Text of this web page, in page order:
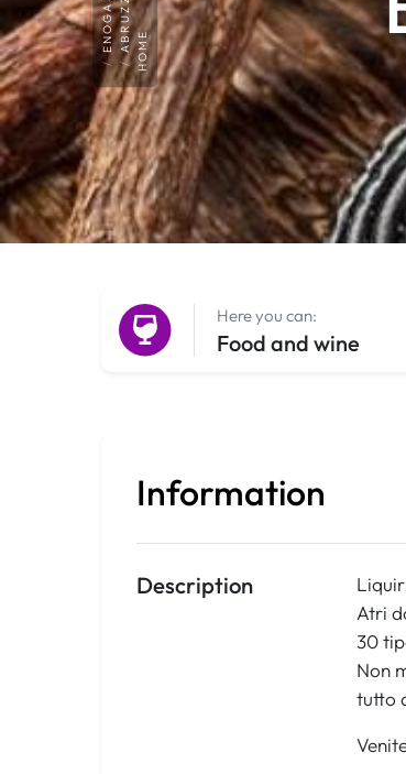
HOME
ABRUZZO
Here you can:
Food and wine
Information
Description
Atri
30
Non
tutto